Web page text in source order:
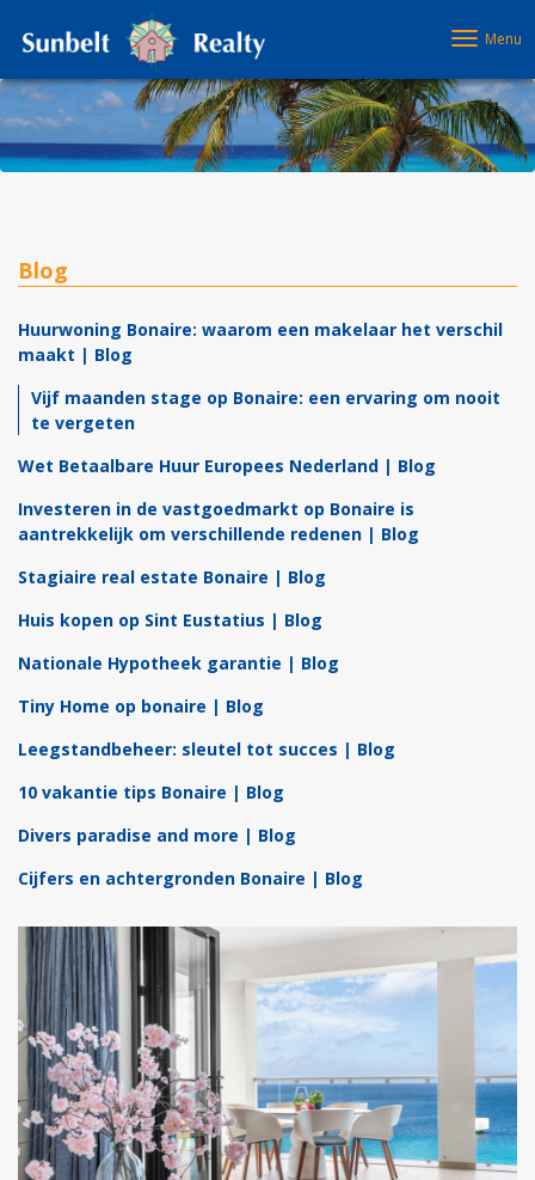
Menu
Blog
Huurwoning Bonaire: waarom een makelaar het verschil
maakt | Blog
Vijf maanden stage op Bonaire: een ervaring om nooit
te vergeten
Wet Betaalbare Huur Europees Nederland | Blog
Investeren in de vastgoedmarkt op Bonaire is
aantrekkelijk om verschillende redenen | Blog
Stagiaire real estate Bonaire | Blog
Huis kopen op Sint Eustatius | Blog
Nationale Hypotheek garantie | Blog
Tiny Home op bonaire | Blog
Leegstandbeheer: sleutel tot succes | Blog
10 vakantie tips Bonaire | Blog
Divers paradise and more | Blog
Cijfers en achtergronden Bonaire | Blog